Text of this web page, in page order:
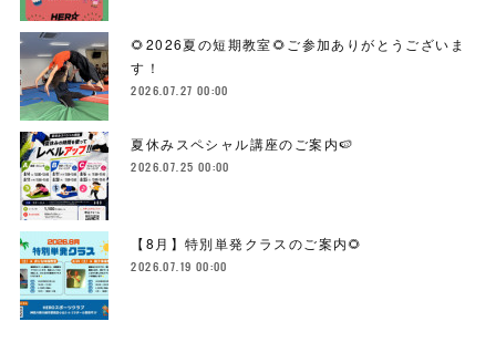
🌻2026夏の短期教室🌻ご参加ありがとうございま
す！
2026.07.27 00:00
夏休みスペシャル講座のご案内🍉
2026.07.25 00:00
【8月】特別単発クラスのご案内🌻
2026.07.19 00:00